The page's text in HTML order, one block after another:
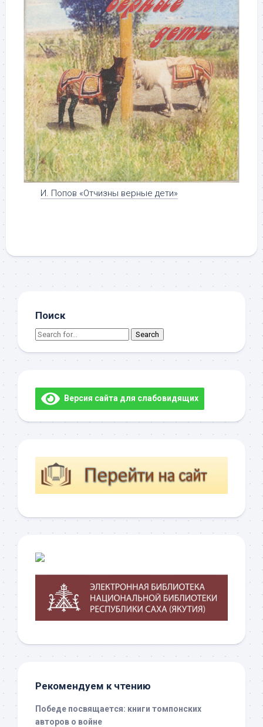
И. Попов «Отчизны верные дети»
Поиск
Search
Версия сайта для слабовидящих
Рекомендуем к чтению
Победе посвящается: книги томпонских
авторов о войне